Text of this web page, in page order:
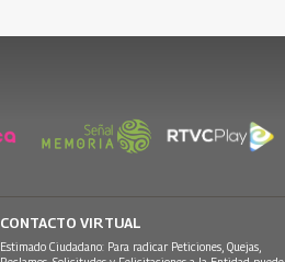
CONTACTO VIRTUAL
Estimado Ciudadano: Para radicar Peticiones, Quejas,